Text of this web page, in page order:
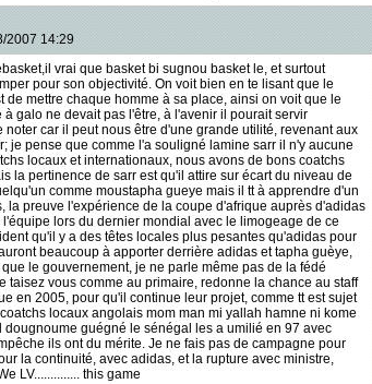
2007 14:29
vrai que basket bi sugnou basket le, et surtout
pour son objectivité. On voit bien en te lisant que le
de mettre chaque homme à sa place, ainsi on voit que le
galo ne devait pas l'être, à l'avenir il pourait servir
noter car il peut nous être d'une grande utilité, revenant aux
je pense que comme l'a souligné lamine sarr il n'y aucune
locaux et internationaux, nous avons de bons coatchs
la pertinence de sarr est qu'il attire sur écart du niveau de
comme moustapha gueye mais il tt à apprendre d'un
la preuve l'expérience de la coupe d'afrique auprès d'adidas
l'équipe lors du dernier mondial avec le limogeage de ce
qu'il y a des têtes locales plus pesantes qu'adidas pour
beaucoup à apporter derrière adidas et tapha guèye,
le gouvernement, je ne parle même pas de la fédé
taisez vous comme au primaire, redonne la chance au staff
en 2005, pour qu'il continue leur projet, comme tt est sujet
locaux angolais mom man mi yallah hamne ni kome
guégné le sénégal les a umilié en 97 avec
ils ont du mérite. Je ne fais pas de campagne pour
la continuité, avec adidas, et la rupture avec ministre,
LV.............. this game